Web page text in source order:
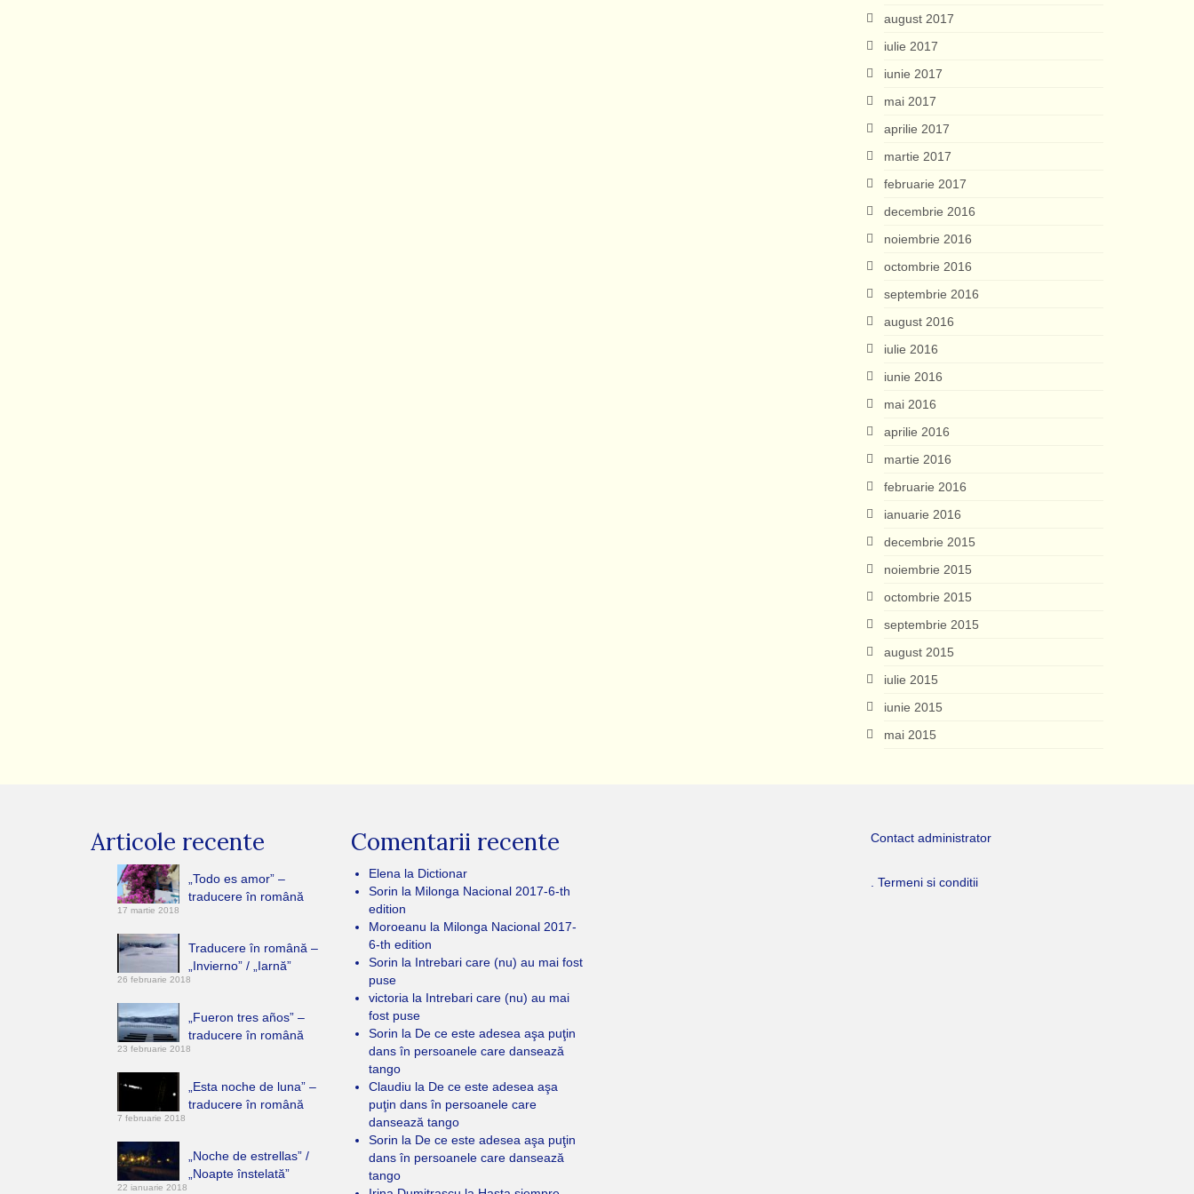
august 2017
iulie 2017
iunie 2017
mai 2017
aprilie 2017
martie 2017
februarie 2017
decembrie 2016
noiembrie 2016
octombrie 2016
septembrie 2016
august 2016
iulie 2016
iunie 2016
mai 2016
aprilie 2016
martie 2016
februarie 2016
ianuarie 2016
decembrie 2015
noiembrie 2015
octombrie 2015
septembrie 2015
august 2015
iulie 2015
iunie 2015
mai 2015
Articole recente
„Todo es amor” –
traducere în română
17 martie 2018
Traducere în română –
„Invierno” / „Iarnă”
26 februarie 2018
„Fueron tres años” –
traducere în română
23 februarie 2018
„Esta noche de luna” –
traducere în română
7 februarie 2018
„Noche de estrellas” /
„Noapte înstelată”
22 ianuarie 2018
Comentarii recente
Elena la Dictionar
Sorin la Milonga Nacional 2017-6-th
edition
Moroeanu la Milonga Nacional 2017-
6-th edition
Sorin la Intrebari care (nu) au mai fost
puse
victoria la Intrebari care (nu) au mai
fost puse
Sorin la De ce este adesea aşa puţin
dans în persoanele care dansează
tango
Claudiu la De ce este adesea aşa
puţin dans în persoanele care
dansează tango
Sorin la De ce este adesea aşa puţin
dans în persoanele care dansează
tango
Contact administrator
. Termeni si conditii